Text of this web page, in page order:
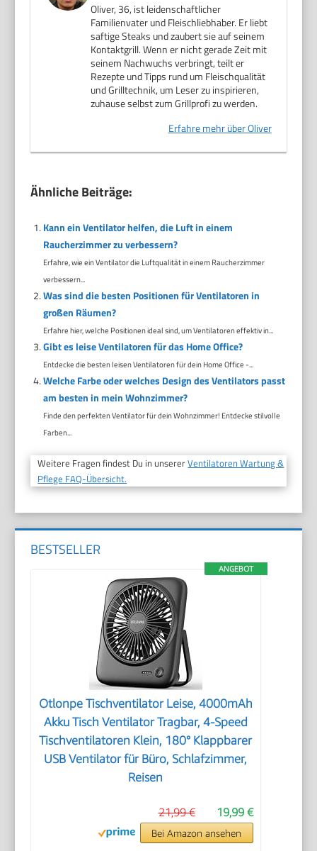
Oliver, 36, ist leidenschaftlicher
Familienvater und Fleischliebhaber. Er liebt
saftige Steaks und zaubert sie auf seinem
Kontaktgrill. Wenn er nicht gerade Zeit mit
seinem Nachwuchs verbringt, teilt er
Rezepte und Tipps rund um Fleischqualität
und Grilltechnik, um Leser zu inspirieren,
zuhause selbst zum Grillprofi zu werden.
Erfahre mehr über Oliver
Ähnliche Beiträge:
Kann ein Ventilator helfen, die Luft in einem
Raucherzimmer zu verbessern?
Erfahre, wie ein Ventilator die Luftqualität in einem Raucherzimmer
verbessern...
Was sind die besten Positionen für Ventilatoren in
großen Räumen?
Erfahre hier, welche Positionen ideal sind, um Ventilatoren effektiv in...
Gibt es leise Ventilatoren für das Home Office?
Entdecke die besten leisen Ventilatoren für dein Home Office -...
Welche Farbe oder welches Design des Ventilators passt
am besten in mein Wohnzimmer?
Finde den perfekten Ventilator für dein Wohnzimmer! Entdecke stilvolle
Farben...
Weitere Fragen findest Du in unsererVentilatoren Wartung &
Pflege FAQ-Übersicht.
BESTSELLER
ANGEBOT
Otlonpe Tischventilator Leise, 4000mAh
Akku Tisch Ventilator Tragbar, 4-Speed
Tischventilatoren Klein, 180° Klappbarer
USB Ventilator für Büro, Schlafzimmer,
Reisen
19,99 €
21,99 €
Bei Amazon ansehen